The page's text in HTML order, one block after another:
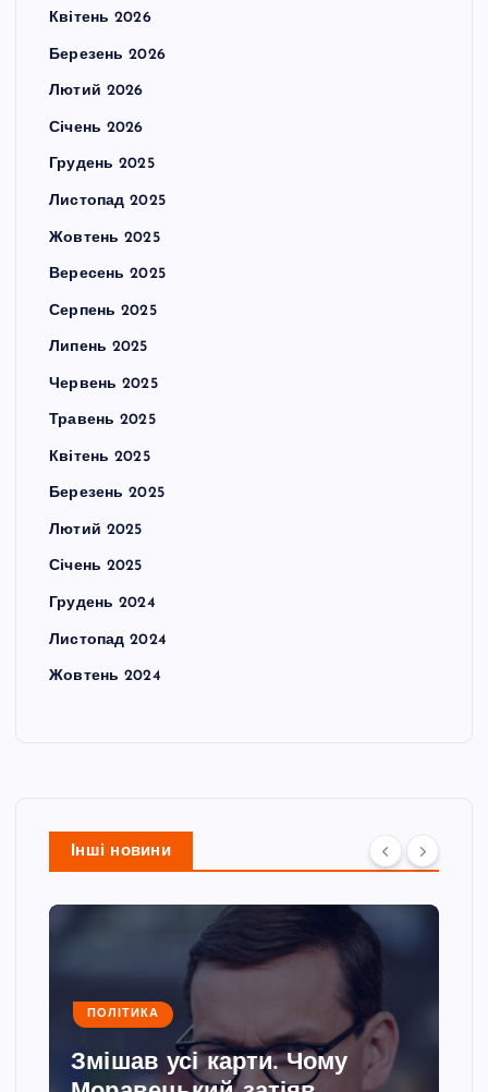
Квітень 2026
Березень 2026
Лютий 2026
Січень 2026
Грудень 2025
Листопад 2025
Жовтень 2025
Вересень 2025
Серпень 2025
Липень 2025
Червень 2025
Травень 2025
Квітень 2025
Березень 2025
Лютий 2025
Січень 2025
Грудень 2024
Листопад 2024
Жовтень 2024
Інші новини
ПОЛІТИКА
Змішав усі карти. Чому